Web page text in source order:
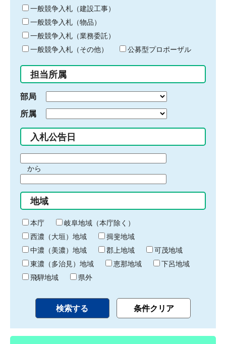
キ
ー
ワ
ー
ド
入
力
一般競争入札（建設工事）
一般競争入札（物品）
一般競争入札（業務委託）
一般競争入札（その他）
公募型プロポーザル
担当所属
部局
所属
入札公告日
間
始
り
から
間
終
わ
り
地域
本庁
岐阜地域（本庁除く）
西濃（大垣）地域
揖斐地域
中濃（美濃）地域
郡上地域
可茂地域
東濃（多治見）地域
恵那地域
下呂地域
飛騨地域
県外